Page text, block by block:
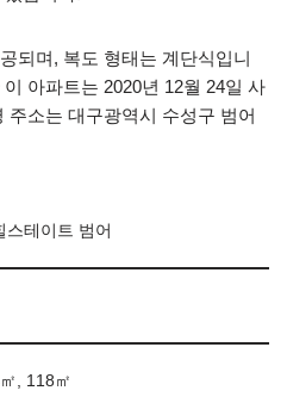
되며, 복도 형태는 계단식입니
아파트는 2020년 12월 24일 사
주소는 대구광역시 수성구 범어
스테이트 범어
, 118㎡